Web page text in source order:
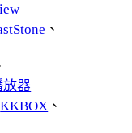
、
放器
KKBOX 、